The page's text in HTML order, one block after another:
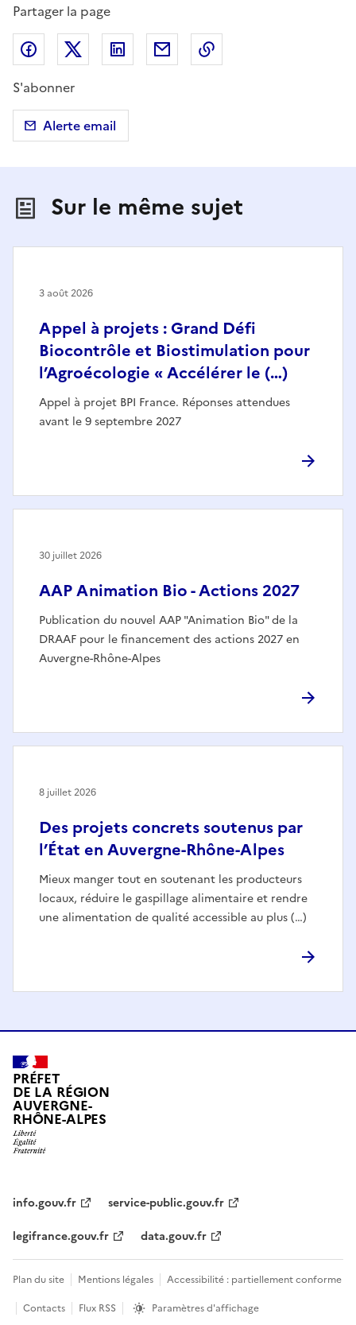
Partager la page
Partager sur Facebook
Partager sur X (anciennement Twitter)
Partager sur LinkedIn
Partager par email
S'abonner
Alerte email
Sur le même sujet
Appel à projets : Grand Défi
Biocontrôle et Biostimulation pour
l’Agroécologie « Accélérer le (…)
Appel à projet BPI France. Réponses attendues
avant le 9 septembre 2027
3 août 2026
AAP Animation Bio - Actions 2027
Publication du nouvel AAP "Animation Bio" de la
DRAAF pour le financement des actions 2027 en
Auvergne-Rhône-Alpes
30 juillet 2026
Des projets concrets soutenus par
l’État en Auvergne-Rhône-Alpes
Mieux manger tout en soutenant les producteurs
locaux, réduire le gaspillage alimentaire et rendre
une alimentation de qualité accessible au plus (…)
8 juillet 2026
PRÉFET
DE LA RÉGION
AUVERGNE-
RHÔNE-ALPES
info.gouv.fr
service-public.gouv.fr
legifrance.gouv.fr
data.gouv.fr
Plan du site Mentions légales
Accessibilité : partiellement conforme
Contacts
Flux RSS Paramètres d'affichage